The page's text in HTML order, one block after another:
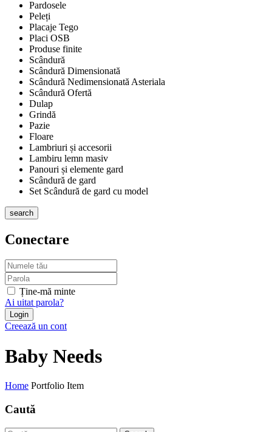
Pardosele
Peleți
Placaje Tego
Placi OSB
Produse finite
Scândură
Scândură Dimensionată
Scândură Nedimensionată Asteriala
Scândură Ofertă
Dulap
Grindă
Pazie
Floare
Lambriuri și accesorii
Lambiru lemn masiv
Panouri și elemente gard
Scândură de gard
Set Scândură de gard cu model
search
Conectare
Ține-mă minte
Ai uitat parola?
Creează un cont
Baby Needs
Home Portfolio Item
Caută